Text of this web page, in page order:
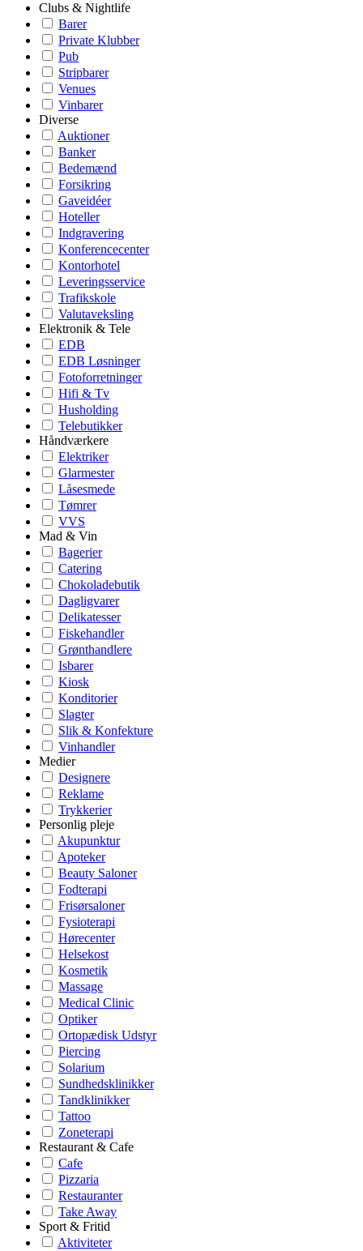
Clubs & Nightlife
Barer
Private Klubber
Pub
Stripbarer
Venues
Vinbarer
Diverse
Auktioner
Banker
Bedemænd
Forsikring
Gaveidéer
Hoteller
Indgravering
Konferencecenter
Kontorhotel
Leveringsservice
Trafikskole
Valutaveksling
Elektronik & Tele
EDB
EDB Løsninger
Fotoforretninger
Hifi & Tv
Husholding
Telebutikker
Håndværkere
Elektriker
Glarmester
Låsesmede
Tømrer
VVS
Mad & Vin
Bagerier
Catering
Chokoladebutik
Dagligvarer
Delikatesser
Fiskehandler
Grønthandlere
Isbarer
Kiosk
Konditorier
Slagter
Slik & Konfekture
Vinhandler
Medier
Designere
Reklame
Trykkerier
Personlig pleje
Akupunktur
Apoteker
Beauty Saloner
Fodterapi
Frisørsaloner
Fysioterapi
Hørecenter
Helsekost
Kosmetik
Massage
Medical Clinic
Optiker
Ortopædisk Udstyr
Piercing
Solarium
Sundhedsklinikker
Tandklinikker
Tattoo
Zoneterapi
Restaurant & Cafe
Cafe
Pizzaria
Restauranter
Take Away
Sport & Fritid
Aktiviteter